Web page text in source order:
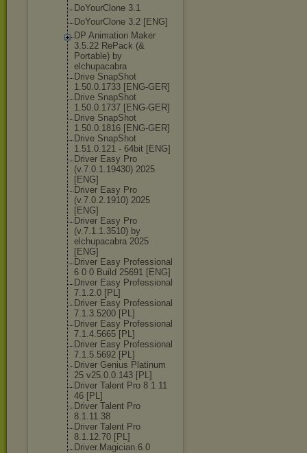
DoYourClone 3.1
DoYourClone 3.2 [ENG]
DP Animation Maker
3.5.22 RePack (&
Portable) by
elchupacabra
Drive SnapShot
1.50.0.1733 [ENG-GER]
Drive SnapShot
1.50.0.1737 [ENG-GER]
Drive SnapShot
1.50.0.1816 [ENG-GER]
Drive SnapShot
1.51.0.121 - 64bit [ENG]
Driver Easy Pro
(v.7.0.1.19430) 2025
[ENG]
Driver Easy Pro
(v.7.0.2.1910) 2025
[ENG]
Driver Easy Pro
(v.7.1.1.3510) by
elchupacabra 2025
[ENG]
Driver Easy Professional
6 0 0 Build 25691 [ENG]
Driver Easy Professional
7.1.2.0 [PL]
Driver Easy Professional
7.1.3.5200 [PL]
Driver Easy Professional
7.1.4.5665 [PL]
Driver Easy Professional
7.1.5.5692 [PL]
Driver Genius Platinum
25 v25.0.0.143 [PL]
Driver Talent Pro 8 1 11
46 [PL]
Driver Talent Pro
8.1.11.38
Driver Talent Pro
8.1.12.70 [PL]
Driver.Magician.6.0